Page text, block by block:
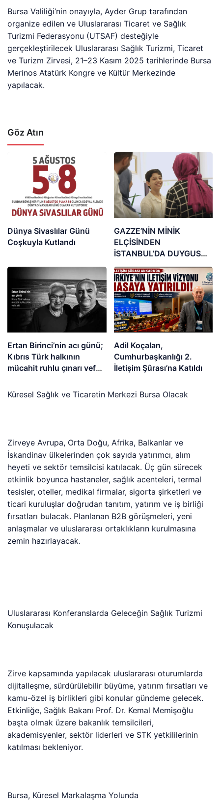
Bursa Valiliği’nin onayıyla, Ayder Grup tarafından
organize edilen ve Uluslararası Ticaret ve Sağlık
Turizmi Federasyonu (UTSAF) desteğiyle
gerçekleştirilecek Uluslararası Sağlık Turizmi, Ticaret
ve Turizm Zirvesi, 21–23 Kasım 2025 tarihlerinde Bursa
Merinos Atatürk Kongre ve Kültür Merkezinde
yapılacak.
Göz Atın
Dünya Sivaslılar Günü
Coşkuyla Kutlandı
GAZZE’NİN MİNİK
ELÇİSİNDEN
İSTANBUL’DA DUYGUSAL
MESAJ: “BURASI BENİM
İKİNCİ EVİM”
Ertan Birinci’nin acı günü;
Kıbrıs Türk halkının
mücahit ruhlu çınarı vefat
Adil Koçalan,
Cumhurbaşkanlığı 2.
İletişim Şûrası’na Katıldı
Küresel Sağlık ve Ticaretin Merkezi Bursa Olacak
Zirveye Avrupa, Orta Doğu, Afrika, Balkanlar ve
İskandinav ülkelerinden çok sayıda yatırımcı, alım
heyeti ve sektör temsilcisi katılacak. Üç gün sürecek
etkinlik boyunca hastaneler, sağlık acenteleri, termal
tesisler, oteller, medikal firmalar, sigorta şirketleri ve
ticari kuruluşlar doğrudan tanıtım, yatırım ve iş birliği
fırsatları bulacak. Planlanan B2B görüşmeleri, yeni
anlaşmalar ve uluslararası ortaklıkların kurulmasına
zemin hazırlayacak.
Uluslararası Konferanslarda Geleceğin Sağlık Turizmi
Konuşulacak
Zirve kapsamında yapılacak uluslararası oturumlarda
dijitalleşme, sürdürülebilir büyüme, yatırım fırsatları ve
kamu-özel iş birlikleri gibi konular gündeme gelecek.
Etkinliğe, Sağlık Bakanı Prof. Dr. Kemal Memişoğlu
başta olmak üzere bakanlık temsilcileri,
akademisyenler, sektör liderleri ve STK yetkililerinin
katılması bekleniyor.
Bursa, Küresel Markalaşma Yolunda